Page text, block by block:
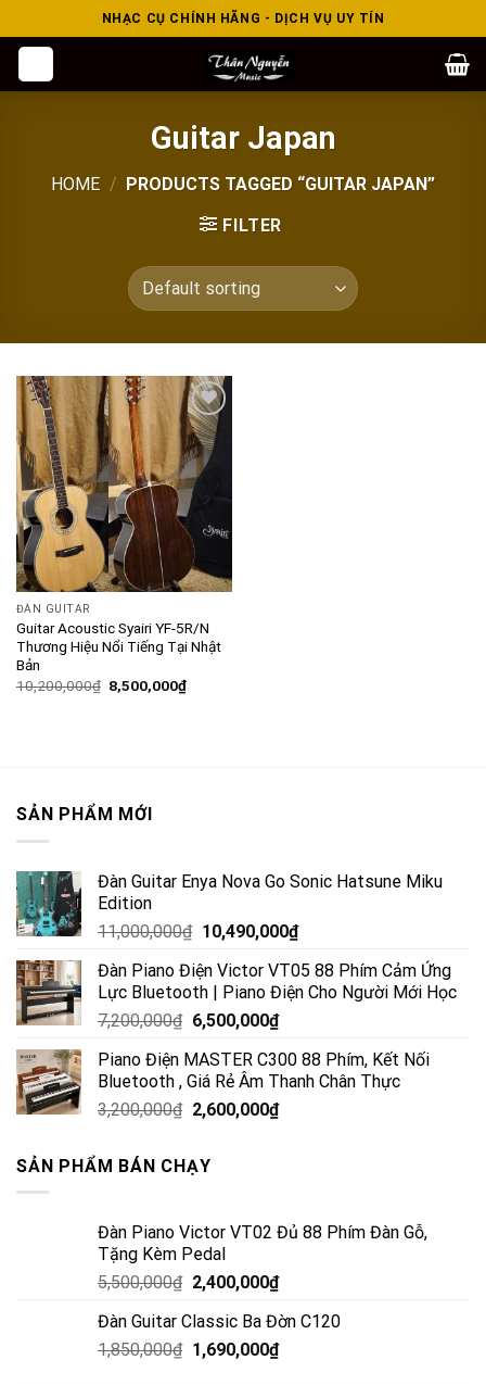
to
NHẠC CỤ CHÍNH HÃNG - DỊCH VỤ UY TÍN
Guitar Japan
HOME /
PRODUCTS TAGGED “GUITAR JAPAN”
FILTER
Add to
wishlist
ĐÀN GUITAR
Guitar Acoustic Syairi YF-5R/N
Thương Hiệu Nổi Tiếng Tại Nhật
Bản
10,200,000₫ 8,500,000₫
SẢN PHẨM MỚI
Đàn Guitar Enya Nova Go Sonic Hatsune Miku
Edition
11,000,000₫ 10,490,000₫
Đàn Piano Điện Victor VT05 88 Phím Cảm Ứng
Lực Bluetooth | Piano Điện Cho Người Mới Học
7,200,000₫ 6,500,000₫
Piano Điện MASTER C300 88 Phím, Kết Nối
Bluetooth , Giá Rẻ Âm Thanh Chân Thực
3,200,000₫ 2,600,000₫
SẢN PHẨM BÁN CHẠY
Đàn Piano Victor VT02 Đủ 88 Phím Đàn Gỗ,
Tặng Kèm Pedal
5,500,000₫ 2,400,000₫
Đàn Guitar Classic Ba Đờn C120
1,850,000₫ 1,690,000₫